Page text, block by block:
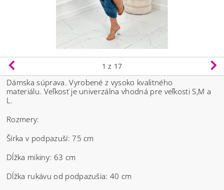
1 z 17
Dámska súprava. Vyrobené z vysoko kvalitného
materiálu. Veľkosť je univerzálna vhodná pre veľkosti S,M a
L.
Rozmery:
Šírka v podpazuší: 75 cm
Dĺžka mikiny: 63 cm
Dĺžka rukávu od podpazušia: 40 cm